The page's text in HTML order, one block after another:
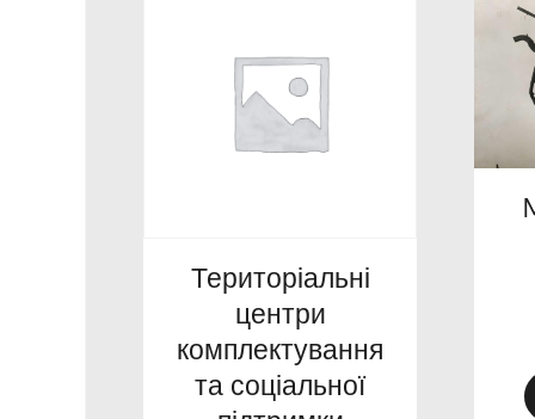
Територіальні
центри
комплектування
та соціальної